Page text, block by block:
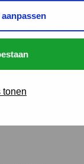
tonen
van participatief
bij
lokale coalities
praktijk hebben
zijn.